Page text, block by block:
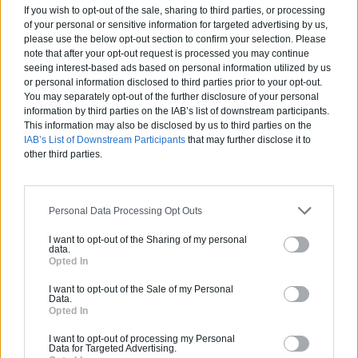
If you wish to opt-out of the sale, sharing to third parties, or processing
of your personal or sensitive information for targeted advertising by us,
please use the below opt-out section to confirm your selection. Please
note that after your opt-out request is processed you may continue
seeing interest-based ads based on personal information utilized by us
or personal information disclosed to third parties prior to your opt-out.
You may separately opt-out of the further disclosure of your personal
information by third parties on the IAB’s list of downstream participants.
This information may also be disclosed by us to third parties on the
IAB’s List of Downstream Participants that may further disclose it to
other third parties.
Personal Data Processing Opt Outs
I want to opt-out of the Sharing of my personal
data.
Opted In
I want to opt-out of the Sale of my Personal
Data.
Opted In
I want to opt-out of processing my Personal
Data for Targeted Advertising.
Partenaire
NEW BUILDING
Activités :Salle de bain, Couverture tuiles / petits éléments, Isolation thermique des murs intérieurs, Alarme, Isolation des combles aménageables, Traitement de l'eau, Décrassage / Démoussage de toiture, Cheminée, Terrassement, Plancher chauffant
0800 20 03 20
Labels et certifications : RGE
Partenaire